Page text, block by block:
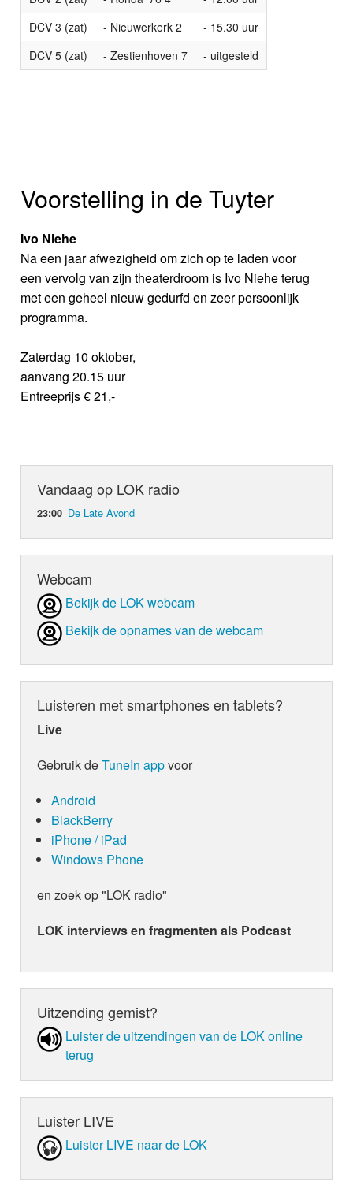
DCV 3 (zat)
- Nieuwerkerk 2
- 15.30 uur
DCV 5 (zat)
- Zestienhoven 7 - uitgesteld
Voorstelling in de Tuyter
Ivo Niehe
Na een jaar afwezigheid om zich op te laden voor
een vervolg van zijn theaterdroom is Ivo Niehe terug
met een geheel nieuw gedurfd en zeer persoonlijk
programma.
Zaterdag 10 oktober,
aanvang 20.15 uur
Entreeprijs € 21,-
Vandaag op LOK radio
23:00 De Late Avond
Webcam
Bekijk de LOK webcam
Bekijk de opnames van de webcam
Luisteren met smartphones en tablets?
Live
Gebruik deTuneIn appvoor
Android
BlackBerry
iPhone / iPad
Windows Phone
en zoek op "LOK radio"
LOK interviews en fragmenten als Podcast
Uitzending gemist?
Luister de uit­zen­din­gen van de LOK online
terug
Luister LIVE
Luister LIVE naar de LOK